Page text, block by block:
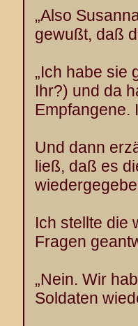
„Also
gewußt, daß
„Ich habe sie
Ihr?) und da
Empfangene.
Und dann
ließ, daß es
Ich stellte die
Fragen
„Nein. Wir
Soldaten